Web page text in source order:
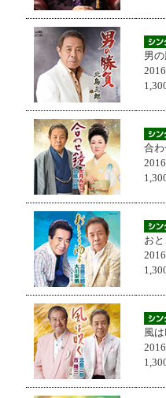
男
合
お
風